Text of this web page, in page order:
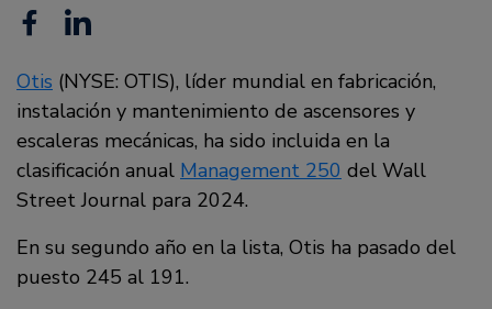
Facebook
Linkedin
Otis (NYSE: OTIS), líder mundial en fabricación,
instalación y mantenimiento de ascensores y
escaleras mecánicas, ha sido incluida en la
clasificación anual Management 250 del Wall
Street Journal para 2024.
En su segundo año en la lista, Otis ha pasado del
puesto 245 al 191.